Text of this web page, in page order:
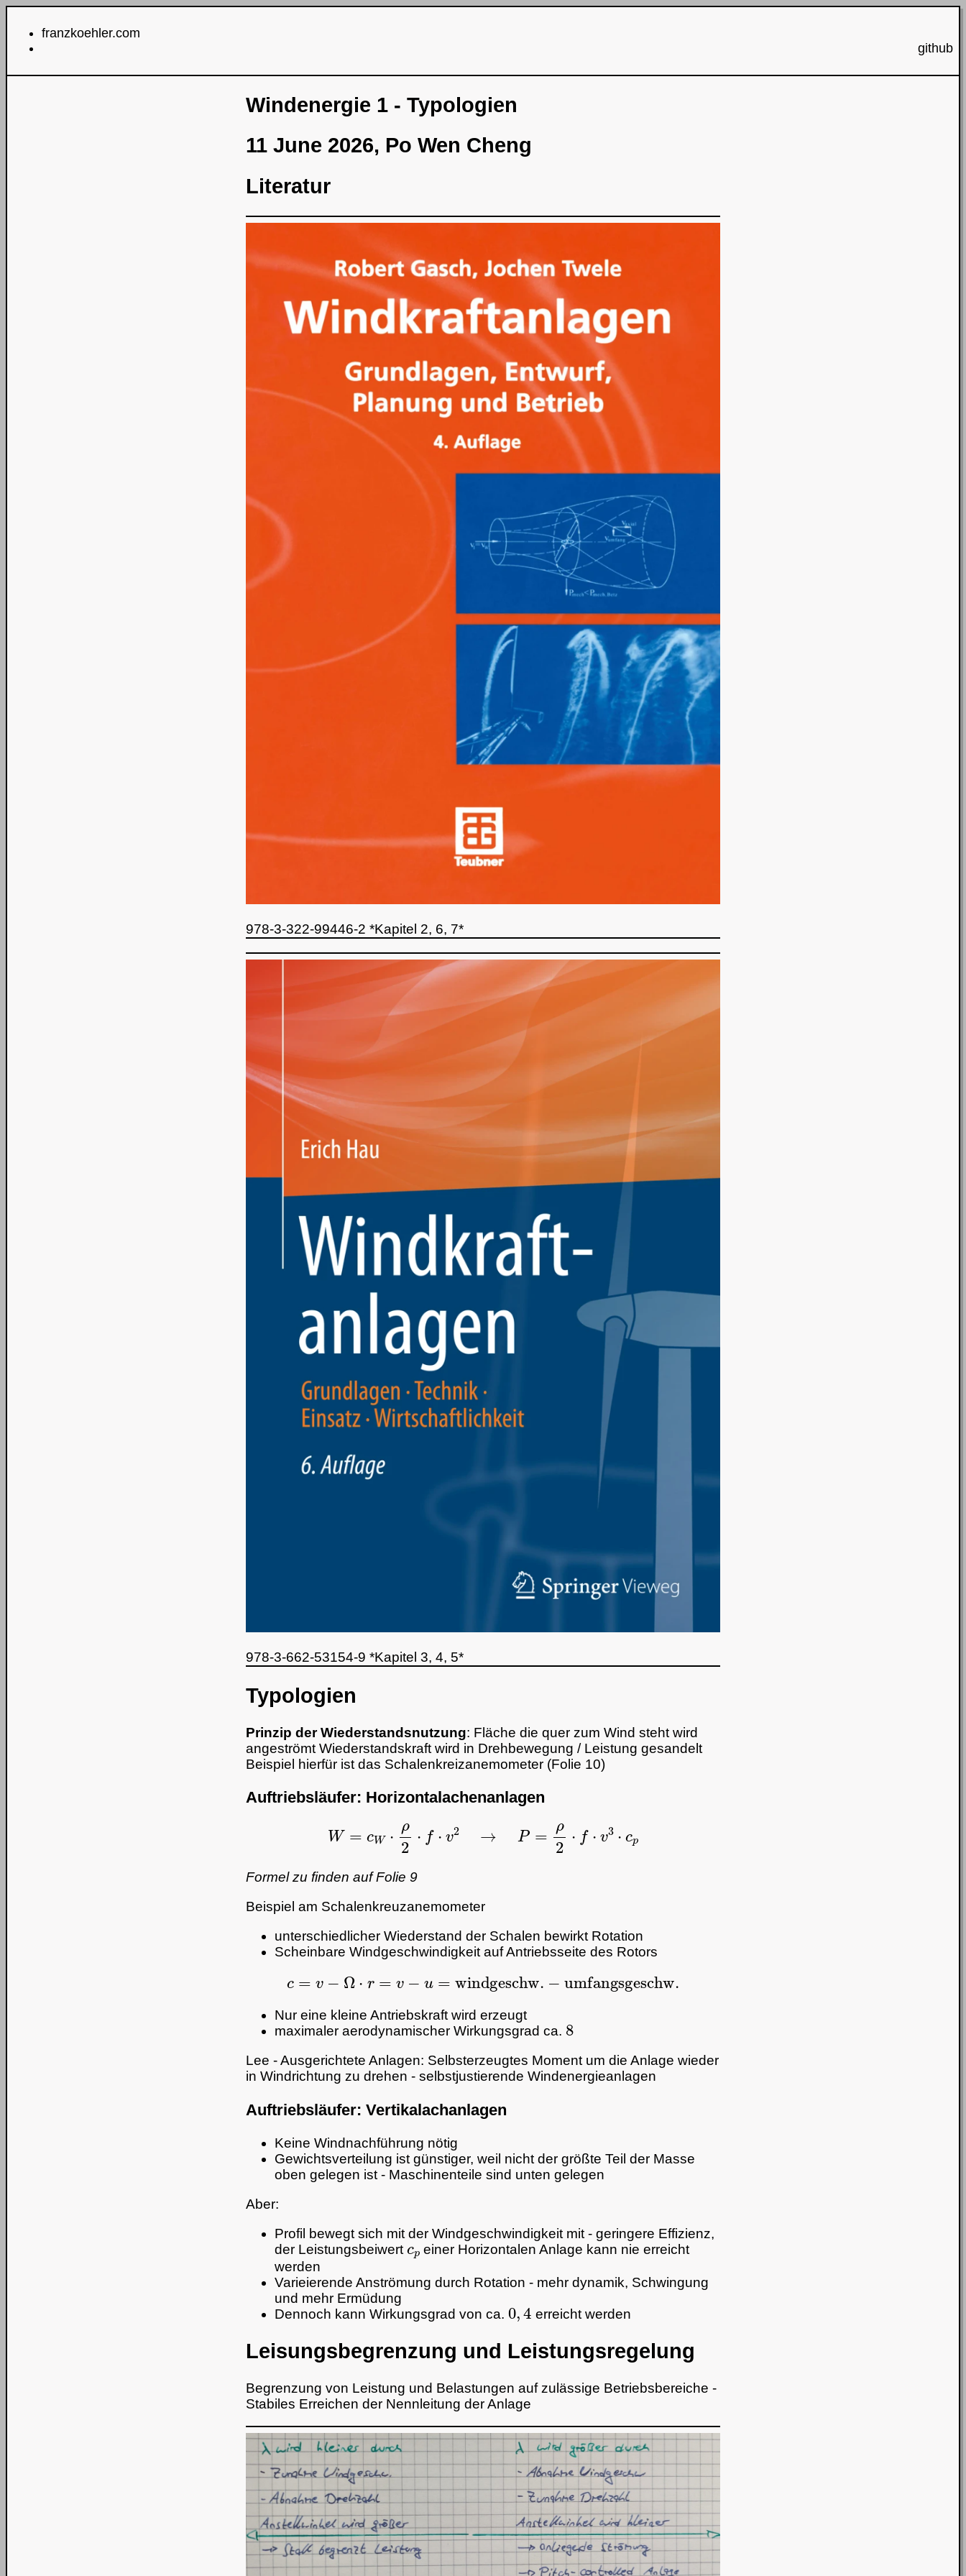
franzkoehler.com
github
Windenergie 1 - Typologien
11 June 2026, Po Wen Cheng
Literatur
978-3-322-99446-2 *Kapitel 2, 6, 7*
978-3-662-53154-9 *Kapitel 3, 4, 5*
Typologien
Prinzip der Wiederstandsnutzung: Fläche die quer zum Wind steht wird
angeströmt Wiederstandskraft wird in Drehbewegung / Leistung gesandelt
Beispiel hierfür ist das Schalenkreizanemometer (Folie 10)
Auftriebsläufer: Horizontalachenanlagen
cW f⋅ v3
Formel zu finden auf Folie 9
Beispiel am Schalenkreuzanemometer
unterschiedlicher Wiederstand der Schalen bewirkt Rotation
Scheinbare Windgeschwindigkeit auf Antriebsseite des Rotors
c −Ω ⋅r= −u windgeschw.−umfangsgeschw.
Nur eine kleine Antriebskraft wird erzeugt
maximaler aerodynamischer Wirkungsgrad ca.
8
Lee - Ausgerichtete Anlagen: Selbsterzeugtes Moment um die Anlage wieder
in Windrichtung zu drehen - selbstjustierende Windenergieanlagen
Auftriebsläufer: Vertikalachanlagen
Keine Windnachführung nötig
Gewichtsverteilung ist günstiger, weil nicht der größte Teil der Masse
oben gelegen ist - Maschinenteile sind unten gelegen
Aber:
Profil bewegt sich mit der Windgeschwindigkeit mit - geringere Effizienz,
der Leistungsbeiwert
cp
einer Horizontalen Anlage kann nie erreicht
werden
Varieierende Anströmung durch Rotation - mehr dynamik, Schwingung
und mehr Ermüdung
Dennoch kann Wirkungsgrad von ca.
0 4
erreicht werden
Leisungsbegrenzung und Leistungsregelung
Begrenzung von Leistung und Belastungen auf zulässige Betriebsbereiche -
Stabiles Erreichen der Nennleitung der Anlage